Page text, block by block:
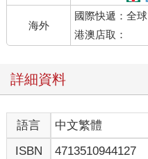
海外
國際快遞：全球
港澳店取：
詳細資料
語言 中文繁體
ISBN
4713510944127